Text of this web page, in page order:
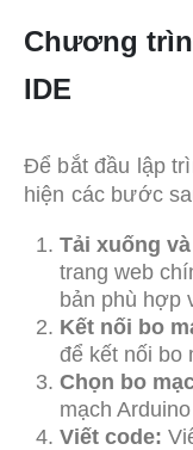
Chương
IDE
Để bắt đầu lập
hiện các bước
Tải xuống
trang web
bản phù hợp
Kết nối bo
để kết nối bo
Chọn bo
mạch
Viết code: